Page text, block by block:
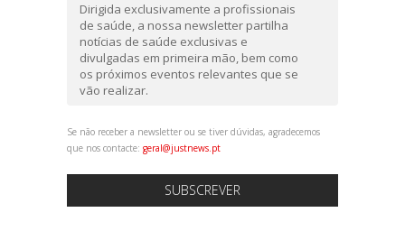
Dirigida exclusivamente a profissionais
de saúde, a nossa newsletter partilha
notícias de saúde exclusivas e
divulgadas em primeira mão, bem como
os próximos eventos relevantes que se
vão realizar.
Se não receber a newsletter ou se tiver dúvidas, agradecemos
que nos contacte: geral@justnews.pt
SUBSCREVER